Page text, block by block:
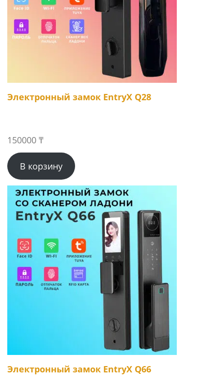
Электронный замок EntryX Q28
150000 ₸
В корзину
Электронный замок EntryX Q66